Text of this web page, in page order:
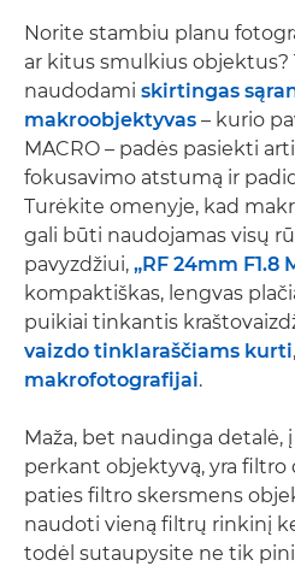
Norite stambiu planu
ar kitus smulkius objektus?
naudodami skirtingas
makroobjektyvas – kurio
MACRO – padės pasiekti
fokusavimo atstumą ir
Turėkite omenyje, kad
gali būti naudojamas visų
pavyzdžiui, „RF 24mm F1.8
kompaktiškas, lengvas
puikiai tinkantis
vaizdo tinklaraščiams kurti
makrofotografijai.
Maža, bet naudinga detalė,
perkant objektyvą, yra filtro
paties filtro skersmens
naudoti vieną filtrų rinkinį
todėl sutaupysite ne tik